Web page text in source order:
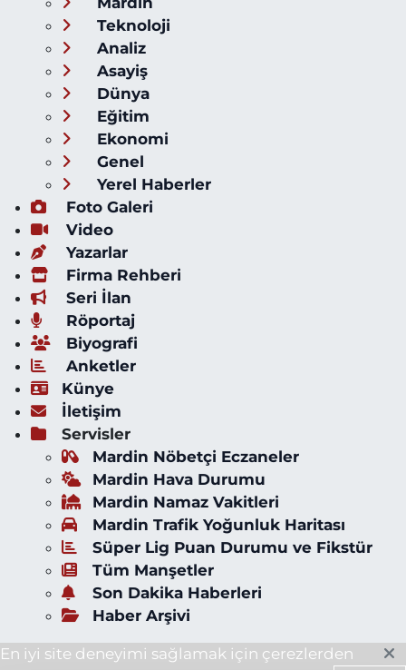
Teknoloji
Analiz
Asayiş
Dünya
Eğitim
Ekonomi
Genel
Yerel Haberler
Foto Galeri
Video
Yazarlar
Firma Rehberi
Seri İlan
Röportaj
Biyografi
Anketler
Künye
İletişim
Servisler
Mardin Nöbetçi Eczaneler
Mardin Hava Durumu
Mardin Namaz Vakitleri
Mardin Trafik Yoğunluk Haritası
Süper Lig Puan Durumu ve Fikstür
Tüm Manşetler
Son Dakika Haberleri
Haber Arşivi
En iyi site deneyimi sağlamak için çerezlerden